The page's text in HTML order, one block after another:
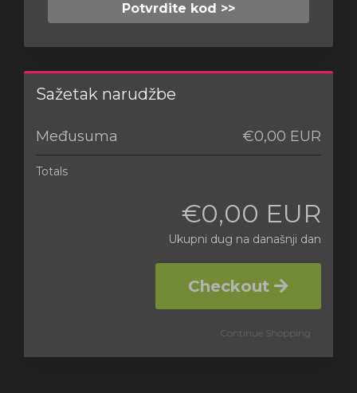
Potvrdite kod >>
Sažetak narudžbe
Međusuma €0,00 EUR
Totals
€0,00 EUR
Ukupni dug na današnji dan
Checkout
Continue Shopping